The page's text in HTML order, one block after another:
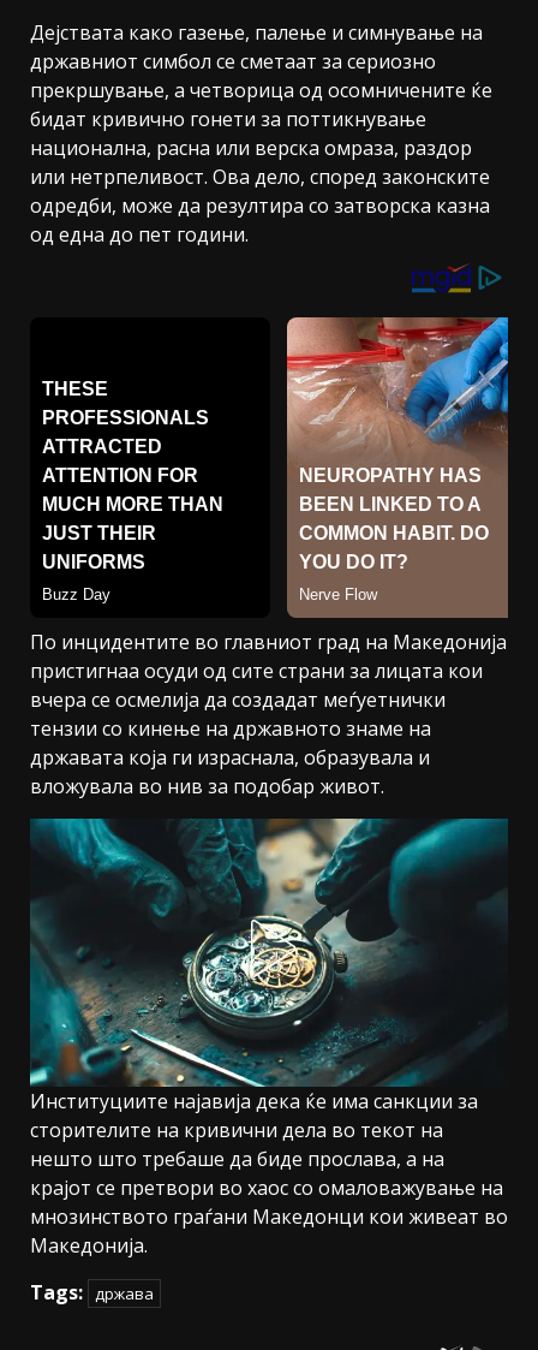
Дејствата како газење, палење и симнување на
државниот симбол се сметаат за сериозно
прекршување, а четворица од осомничените ќе
бидат кривично гонети за поттикнување
национална, расна или верска омраза, раздор
или нетрпеливост. Ова дело, според законските
одредби, може да резултира со затворска казна
од една до пет години.
По инцидентите во главниот град на Македонија
пристигнаа осуди од сите страни за лицата кои
вчера се осмелија да создадат меѓуетнички
тензии со кинење на државното знаме на
државата која ги израснала, образувала и
вложувала во нив за подобар живот.
Институциите најавија дека ќе има санкции за
сторителите на кривични дела во текот на
нешто што требаше да биде прослава, а на
крајот се претвори во хаос со омаловажување на
мнозинството граѓани Македонци кои живеат во
Македонија.
Tags: држава